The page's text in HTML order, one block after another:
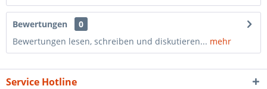
Bewertungen
0
Bewertungen lesen, schreiben und diskutieren... mehr
Service Hotline